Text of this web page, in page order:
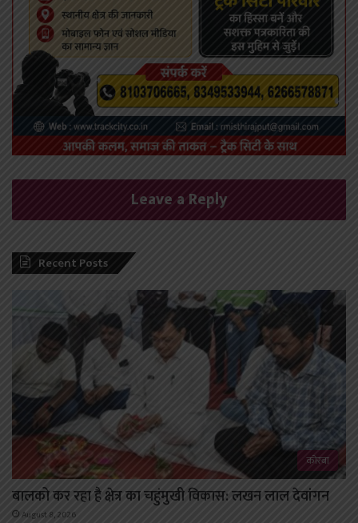
Leave a Reply
Recent Posts
कोरबा
बालको कर रहा है क्षेत्र का चहुंमुखी विकास: लखन लाल देवांगन
August 8, 2026